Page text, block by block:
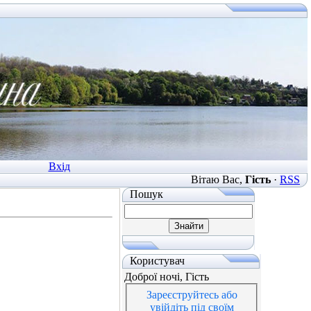
Вхід
Вітаю Вас, Гість· RSS
Пошук
Користувач
Доброї ночі, Гість
Зареєструйтесь або
увійдіть під своїм